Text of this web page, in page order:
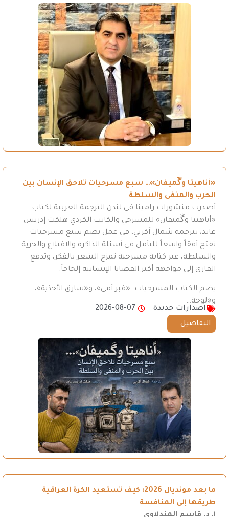
«أناهيتا وگَميفان»… سبع مسرحيات تلاحق الإنسان بين
الحرب والمنفى والسلطة
أصدرت منشورات رامينا في لندن الترجمة العربية لكتاب
«أناهيتا وگَميفان» للمسرحي والكاتب الكردي هلكت إدريس
عابد، بترجمة شمال آكريي، في عمل يضم سبع مسرحيات
تفتح أفقاً واسعاً للتأمل في أسئلة الذاكرة والاقتلاع والحرية
والسلطة، عبر كتابة مسرحية تمزج الشعر بالفكر، وتدفع
القارئ إلى مواجهة أكثر القضايا الإنسانية إلحاحاً.
يضم الكتاب المسرحيات: «قبر أمي»، و«سارق الأحذية»،
و«لوحة…
اصدارات جديدة
2026-08-07
التفاصيل ...
ما بعد مونديال 2026: كيف تستعيد الكرة العراقية
طريقها إلى المنافسة
ا. د. قاسم المندلاوي